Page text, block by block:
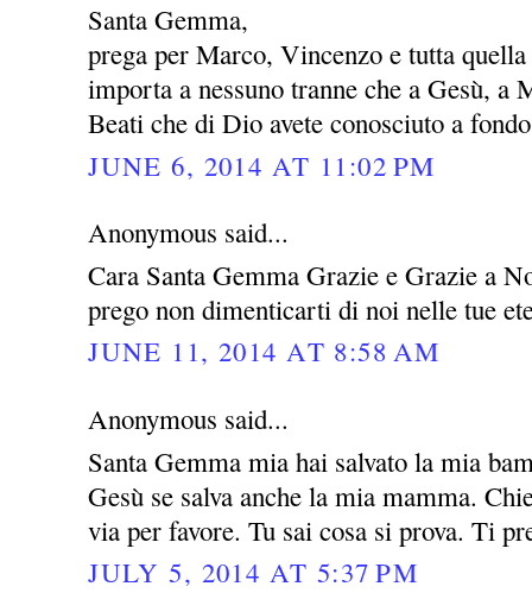
Santa Gemma,
prega per Marco, Vincenzo e tutta
importa a nessuno tranne che a Gesù, a
Beati che di Dio avete conosciuto a
JUNE 6, 2014 AT 11:02 PM
Anonymous said...
Cara Santa Gemma Grazie e Grazie a
prego non dimenticarti di noi nelle tue
JUNE 11, 2014 AT 8:58 AM
Anonymous said...
Santa Gemma mia hai salvato la mia
Gesù se salva anche la mia mamma.
via per favore. Tu sai cosa si prova. Ti
JULY 5, 2014 AT 5:37 PM